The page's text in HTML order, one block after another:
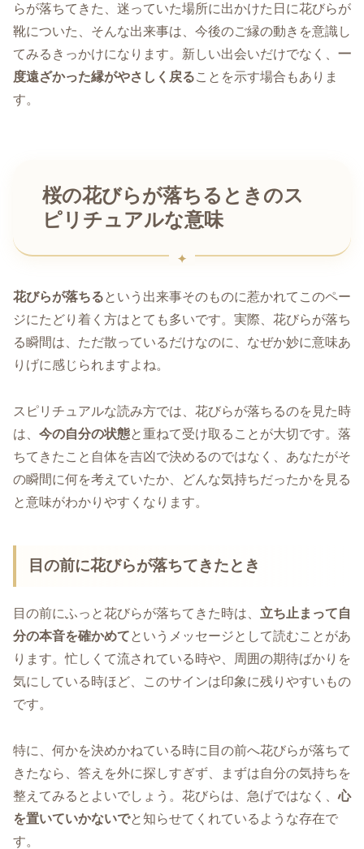
らが落ちてきた、迷っていた場所に出かけた日に花びらが
靴についた、そんな出来事は、今後のご縁の動きを意識し
てみるきっかけになります。新しい出会いだけでなく、 一
度遠ざかった縁がやさしく戻ることを示す場合もありま
す。
桜の花びらが落ちるときのス
ピリチュアルな意味
花びらが落ちるという出来事そのものに惹かれてこのペー
ジにたどり着く方はとても多いです。実際、花びらが落ち
る瞬間は、ただ散っているだけなのに、なぜか妙に意味あ
りげに感じられますよね。
スピリチュアルな読み方では、花びらが落ちるのを見た時
は、 今の自分の状態と重ねて受け取ることが大切です。落
ちてきたこと自体を吉凶で決めるのではなく、あなたがそ
の瞬間に何を考えていたか、どんな気持ちだったかを見る
と意味がわかりやすくなります。
目の前に花びらが落ちてきたとき
目の前にふっと花びらが落ちてきた時は、 立ち止まって自
分の本音を確かめてというメッセージとして読むことがあ
ります。忙しくて流されている時や、周囲の期待ばかりを
気にしている時ほど、このサインは印象に残りやすいもの
です。
特に、何かを決めかねている時に目の前へ花びらが落ちて
きたなら、答えを外に探しすぎず、まずは自分の気持ちを
整えてみるとよいでしょう。花びらは、急げではなく、心
を置いていかないでと知らせてくれているような存在で
す。